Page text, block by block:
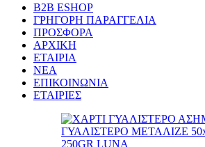
B2B ESHOP
ΓΡΗΓΟΡΗ ΠΑΡΑΓΓΕΛΙΑ
ΠΡΟΣΦΟΡΑ
ΑΡΧΙΚΗ
ΕΤΑΙΡΙΑ
ΝΕΑ
ΕΠΙΚΟΙΝΩΝΙΑ
ΕΤΑΙΡΙΕΣ